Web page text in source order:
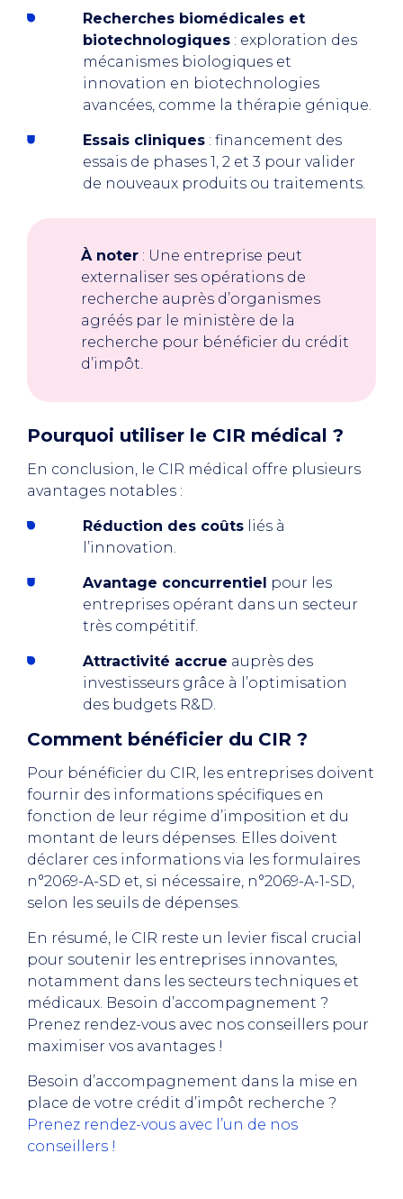
Recherches biomédicales et
biotechnologiques : exploration des
mécanismes biologiques et
innovation en biotechnologies
avancées, comme la thérapie génique.
Essais cliniques : financement des
essais de phases 1, 2 et 3 pour valider
de nouveaux produits ou traitements.
À noter : Une entreprise peut
externaliser ses opérations de
recherche auprès d’organismes
agréés par le ministère de la
recherche pour bénéficier du crédit
d’impôt.
Pourquoi utiliser le CIR médical ?
En conclusion, le CIR médical offre plusieurs
avantages notables :
Réduction des coûts liés à
l’innovation.
Avantage concurrentiel pour les
entreprises opérant dans un secteur
très compétitif.
Attractivité accrue auprès des
investisseurs grâce à l’optimisation
des budgets R&D.
Comment bénéficier du CIR ?
Pour bénéficier du CIR, les entreprises doivent
fournir des informations spécifiques en
fonction de leur régime d’imposition et du
montant de leurs dépenses. Elles doivent
déclarer ces informations via les formulaires
n°2069-A-SD et, si nécessaire, n°2069-A-1-SD,
selon les seuils de dépenses.
En résumé, le CIR reste un levier fiscal crucial
pour soutenir les entreprises innovantes,
notamment dans les secteurs techniques et
médicaux. Besoin d’accompagnement ?
Prenez rendez-vous avec nos conseillers pour
maximiser vos avantages !
Besoin d’accompagnement dans la mise en
place de votre crédit d’impôt recherche ?
Prenez rendez-vous avec l’un de nos
conseillers !